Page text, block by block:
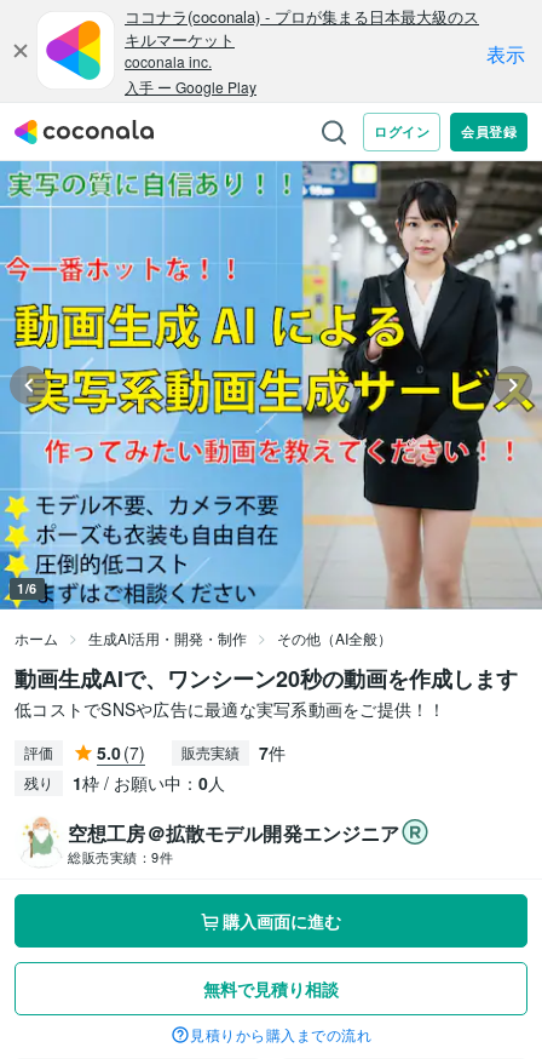
1/6
ホーム 生成AI活用・開発・制作 その他（AI全般）
動画生成AIで、ワンシーン20秒の動画を作成します
低コストでSNSや広告に最適な実写系動画をご提供！！
評価 5.0(7) 販売実績 7件
残り 1枠 / お願い中： 0人
空想工房＠拡散モデル開発エンジニア
総販売実績： 9件
購入画面に進む
無料で見積り相談
見積りから購入までの流れ